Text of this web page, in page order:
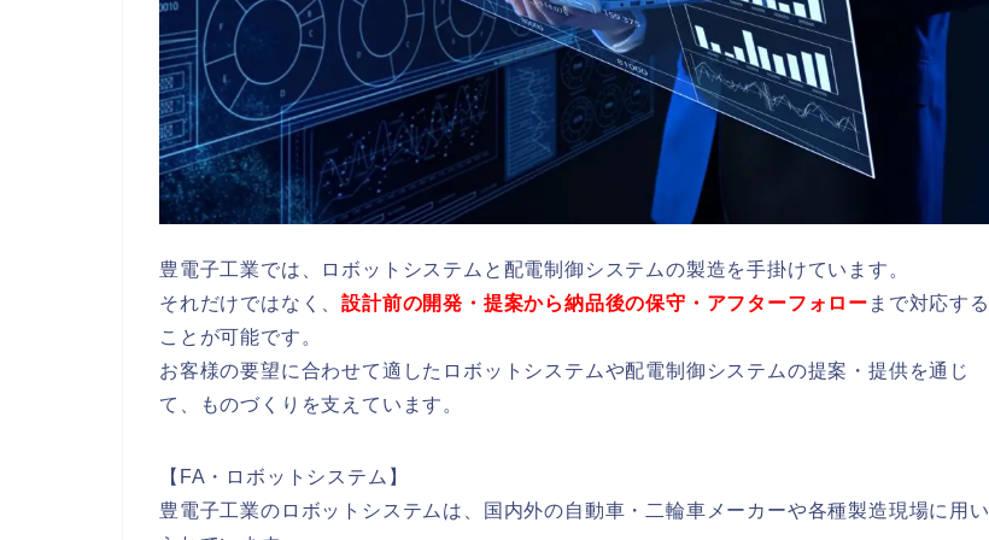
豊電子工業では、ロボットシステムと配電制御システムの製造を手掛けています。
それだけではなく、設計前の開発・提案から納品後の保守・アフターフォロー まで対応する
ことが可能です。
お客様の要望に合わせて適したロボットシステムや配電制御システムの提案・提供を通じ
て、ものづくりを支えています。
【FA・ロボットシステム】
豊電子工業のロボットシステムは、国内外の自動車・二輪車メーカーや各種製造現場に用い